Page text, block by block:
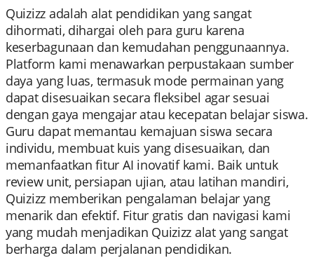
Quizizz adalah alat pendidikan yang sangat
dihormati, dihargai oleh para guru karena
keserbagunaan dan kemudahan penggunaannya.
Platform kami menawarkan perpustakaan sumber
daya yang luas, termasuk mode permainan yang
dapat disesuaikan secara fleksibel agar sesuai
dengan gaya mengajar atau kecepatan belajar siswa.
Guru dapat memantau kemajuan siswa secara
individu, membuat kuis yang disesuaikan, dan
memanfaatkan fitur AI inovatif kami. Baik untuk
review unit, persiapan ujian, atau latihan mandiri,
Quizizz memberikan pengalaman belajar yang
menarik dan efektif. Fitur gratis dan navigasi kami
yang mudah menjadikan Quizizz alat yang sangat
berharga dalam perjalanan pendidikan.